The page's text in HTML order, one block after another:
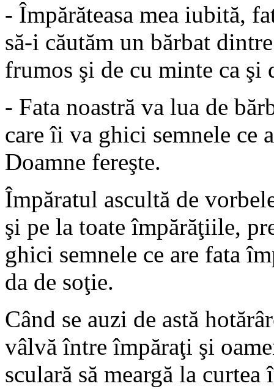
- Împărăteasa mea iubită,
să-i căutăm un bărbat
frumos şi de cu minte ca şi
- Fata noastră va lua de
care îi va ghici semnele ce
Doamne fereşte.
Împăratul ascultă de
şi pe la toate împărăţiile,
ghici semnele ce are fata
da de soţie.
Când se auzi de astă
vâlvă între împăraţi şi
sculară să meargă la